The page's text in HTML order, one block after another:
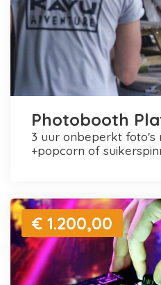
Photobooth
3 uur onbeperkt foto's maken en printen
+popcorn of
€ 1.200,00